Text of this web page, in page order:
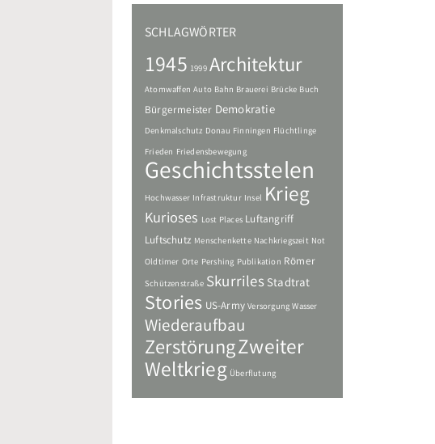
SCHLAGWÖRTER
1945 1999 Architektur
Atomwaffen Auto Bahn Brauerei Brücke Buch
Bürgermeister Demokratie
Denkmalschutz Donau Finningen Flüchtlinge
Frieden Friedensbewegung
Geschichtsstelen
Hochwasser Infrastruktur Insel Krieg
Kurioses Lost Places Luftangriff
Luftschutz Menschenkette Nachkriegszeit Not
Oldtimer Orte Pershing Publikation Römer
Schützenstraße SkurrilesStadtrat
Stories US-Army Versorgung Wasser
Wiederaufbau
ZerstörungZweiter
Weltkrieg Überflutung